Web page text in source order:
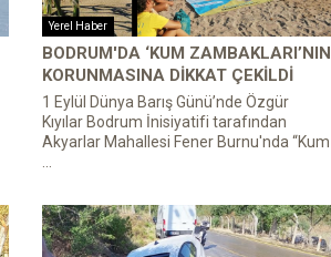
Yerel Haber
BODRUM'DA ‘KUM ZAMBAKLARI’NIN
KORUNMASINA DIKKAT ÇEKILDI
1 Eylül Dünya Barış Günü’nde Özgür
Kıyılar Bodrum İnisiyatifi tarafından
Akyarlar Mahallesi Fener Burnu'nda “Kum